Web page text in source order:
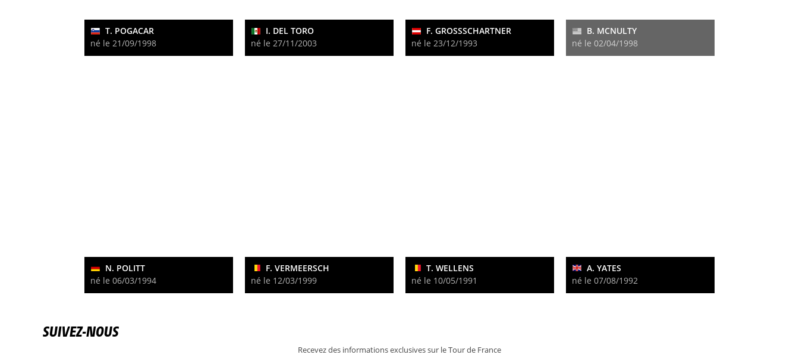
T. POGACAR
né le 21/09/1998
I. DEL TORO
né le 27/11/2003
F. GROSSSCHARTNER
né le 23/12/1993
B. MCNULTY
né le 02/04/1998
N. POLITT
né le 06/03/1994
F. VERMEERSCH
né le 12/03/1999
T. WELLENS
né le 10/05/1991
A. YATES
né le 07/08/1992
SUIVEZ-NOUS
Recevez des informations exclusives sur le Tour de France